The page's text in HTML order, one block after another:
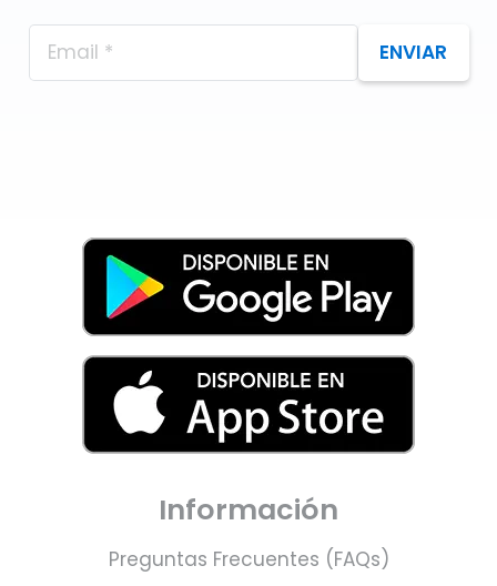
ENVIAR
Información
Preguntas Frecuentes (FAQs)